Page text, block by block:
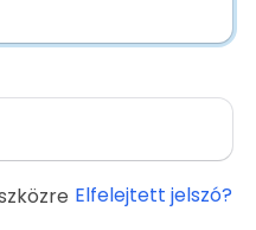
Elfelejtett jelszó?